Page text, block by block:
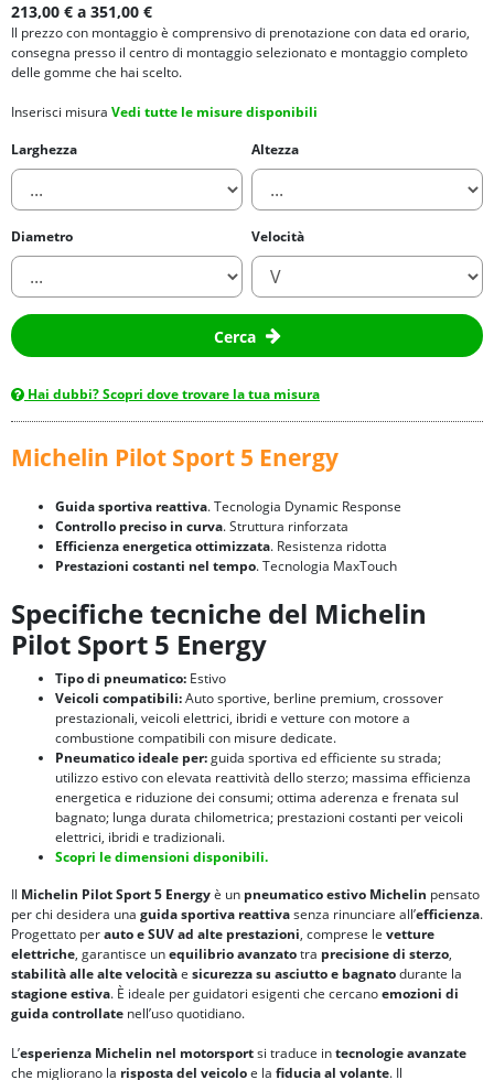
213,00 € a 351,00 €
Il prezzo con montaggio è comprensivo di prenotazione con data ed orario,
consegna presso il centro di montaggio selezionato e montaggio completo
delle gomme che hai scelto.
Inserisci misura Vedi tutte le misure disponibili
Larghezza
Altezza
Diametro Velocità
Cerca
Hai dubbi? Scopri dove trovare la tua misura
Michelin Pilot Sport 5 Energy
Guida sportiva reattiva. Tecnologia Dynamic Response
Controllo preciso in curva. Struttura rinforzata
Efficienza energetica ottimizzata. Resistenza ridotta
Prestazioni costanti nel tempo. Tecnologia MaxTouch
Specifiche tecniche del Michelin
Pilot Sport 5 Energy
Tipo di pneumatico: Estivo
Veicoli compatibili:Auto sportive, berline premium, crossover
prestazionali, veicoli elettrici, ibridi e vetture con motore a
combustione compatibili con misure dedicate.
Pneumatico ideale per:guida sportiva ed efficiente su strada;
utilizzo estivo con elevata reattività dello sterzo; massima efficienza
energetica e riduzione dei consumi; ottima aderenza e frenata sul
bagnato; lunga durata chilometrica; prestazioni costanti per veicoli
elettrici, ibridi e tradizionali.
Scopri le dimensioni disponibili.
Il Michelin Pilot Sport 5 Energyè un pneumatico estivo Michelin pensato
per chi desidera una guida sportiva reattivasenza rinunciare all’efficienza.
Progettato perauto e SUV ad alte prestazioni, comprese le vetture
elettriche, garantisce unequilibrio avanzatotra precisione di sterzo,
stabilità alle alte velocitàe sicurezza su asciutto e bagnatodurante la
stagione estiva. È ideale per guidatori esigenti che cercanoemozioni di
guida controllate nell’uso quotidiano.
L’esperienza Michelin nel motorsportsi traduce intecnologie avanzate
che migliorano la risposta del veicoloe la fiducia al volante. Il